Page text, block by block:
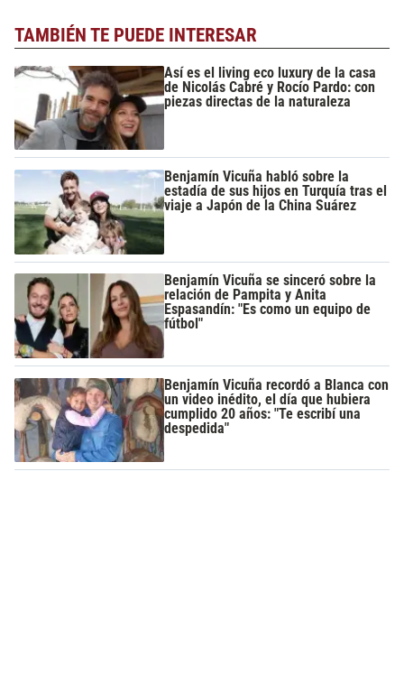
TAMBIÉN TE PUEDE INTERESAR
Así es el living eco luxury de la casa
de Nicolás Cabré y Rocío Pardo: con
piezas directas de la naturaleza
Benjamín Vicuña habló sobre la
estadía de sus hijos en Turquía tras el
viaje a Japón de la China Suárez
Benjamín Vicuña se sinceró sobre la
relación de Pampita y Anita
Espasandín: "Es como un equipo de
fútbol"
Benjamín Vicuña recordó a Blanca con
un video inédito, el día que hubiera
cumplido 20 años: "Te escribí una
despedida"